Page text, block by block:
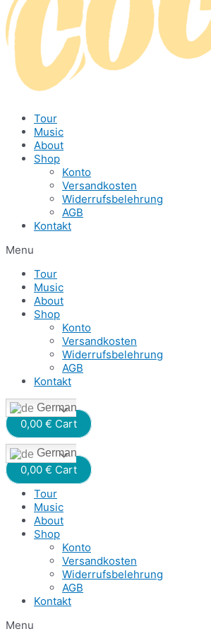
Tour
Music
About
Shop
Konto
Versandkosten
Widerrufsbelehrung
AGB
Kontakt
Menu
Tour
Music
About
Shop
Konto
Versandkosten
Widerrufsbelehrung
AGB
Kontakt
German
0,00 € Cart
German
0,00 € Cart
Tour
Music
About
Shop
Konto
Versandkosten
Widerrufsbelehrung
AGB
Kontakt
Menu